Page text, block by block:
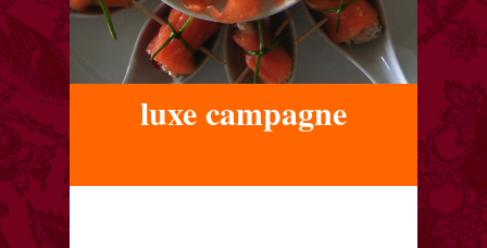
luxe campagne